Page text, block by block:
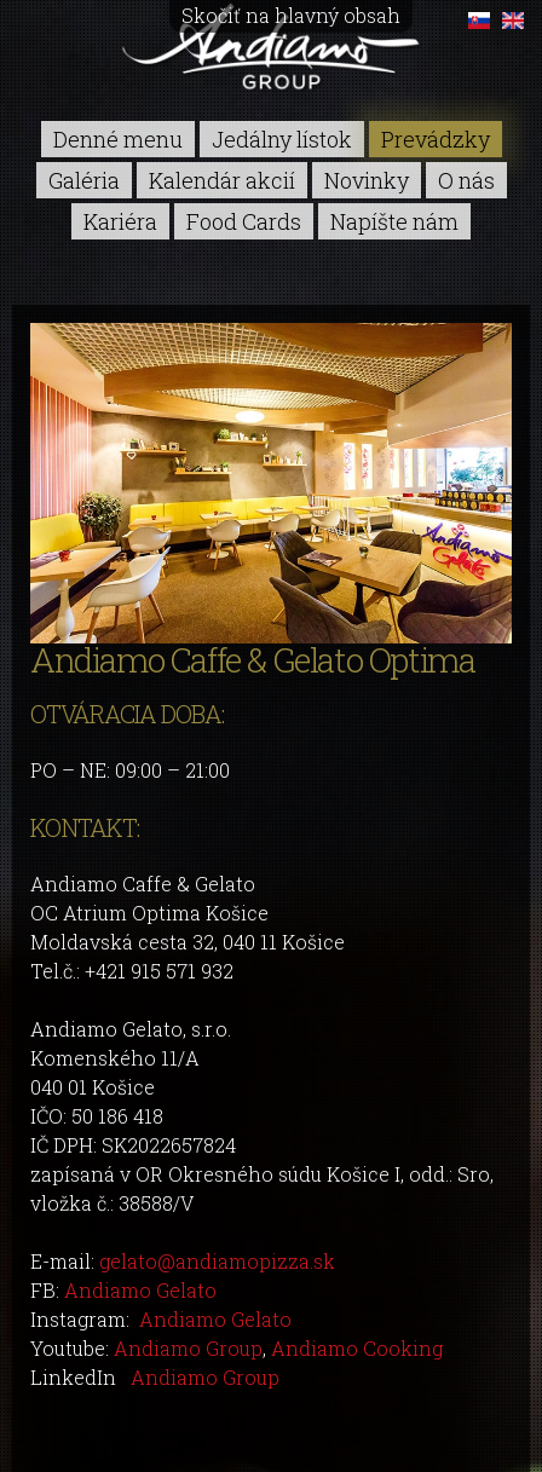
Skočiť na hlavný obsah
Denné menu Jedálny lístok
Prevádzky
Galéria
Kalendár akcií Novinky
O nás
Kariéra
Food Cards Napíšte nám
Andiamo Caffe & Gelato Optima
OTVÁRACIA DOBA:
PO – NE: 09:00 – 21:00
KONTAKT:
Andiamo Caffe & Gelato
OC Atrium Optima Košice
Moldavská cesta 32, 040 11 Košice
Tel.č.: +421 915 571 932
Andiamo Gelato, s.r.o.
Komenského 11/A
040 01 Košice
IČO: 50 186 418
IČ DPH: SK2022657824
zapísaná v OR Okresného súdu Košice I, odd.: Sro,
vložka č.: 38588/V
E-mail: gelato@andiamopizza.sk
FB: Andiamo Gelato
Instagram: Andiamo Gelato
Youtube: Andiamo Group, Andiamo Cooking
LinkedIn Andiamo Group